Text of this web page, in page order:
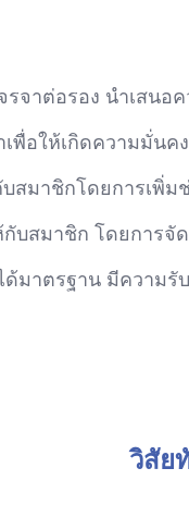
จาต่อรอง นำเสนอ
พื่อให้เกิดความมั่นค
สมาชิกโดยการเพิ่
บสมาชิก โดยการ
ด้มาตรฐาน มีความ
วิสัย